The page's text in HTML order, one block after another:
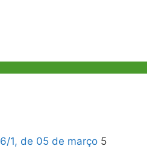
1, de 05 de março 5